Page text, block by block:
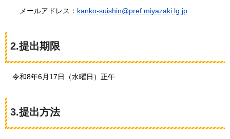
メールアドレス： kanko-suishin@pref.miyazaki.lg.jp
2.提出期限
令和8年6月17日（水曜日）正午
3.提出方法